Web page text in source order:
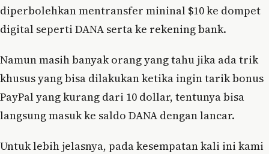
diperbolehkan mentransfer mininal $10 ke dompet
digital seperti DANA serta ke rekening bank.
Namun masih banyak orang yang tahu jika ada trik
khusus yang bisa dilakukan ketika ingin tarik bonus
PayPal yang kurang dari 10 dollar, tentunya bisa
langsung masuk ke saldo DANA dengan lancar.
Untuk lebih jelasnya, pada kesempatan kali ini kami